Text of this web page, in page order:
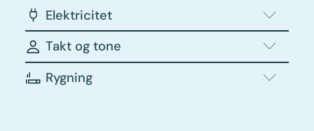
Elektricitet
Takt og tone
Rygning